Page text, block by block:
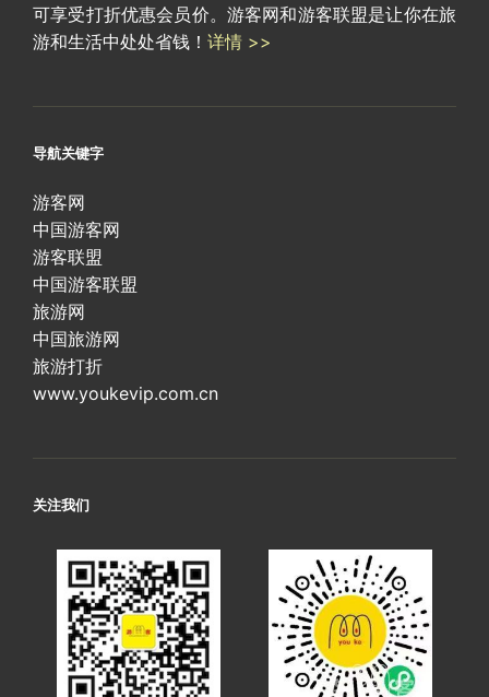
可享受打折优惠会员价。游客网和游客联盟是让你在旅
游和生活中处处省钱！ 详情 >>
导航关键字
游客网
中国游客网
游客联盟
中国游客联盟
旅游网
中国旅游网
旅游打折
www.youkevip.com.cn
关注我们